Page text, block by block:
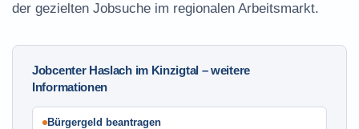
der gezielten Jobsuche im regionalen Arbeitsmarkt.
Jobcenter Haslach im Kinzigtal – weitere
Informationen
Bürgergeld beantragen